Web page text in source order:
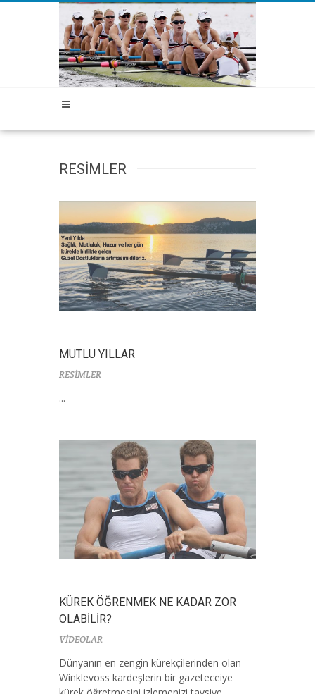
RESİMLER
MUTLU YILLAR
RESİMLER
...
KÜREK ÖĞRENMEK NE KADAR ZOR
OLABİLİR?
VİDEOLAR
Dünyanın en zengin kürekçilerinden olan
Winklevoss kardeşlerin bir gazeteceiye